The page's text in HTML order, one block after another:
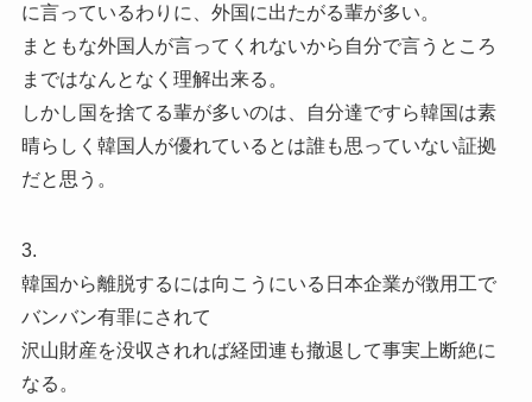
に言っているわりに、外国に出たがる輩が多い。
まともな外国人が言ってくれないから自分で言うところ
まではなんとなく理解出来る。
しかし国を捨てる輩が多いのは、自分達ですら韓国は素
晴らしく韓国人が優れているとは誰も思っていない証拠
だと思う。
3.
韓国から離脱するには向こうにいる日本企業が徴用工で
バンバン有罪にされて
沢山財産を没収されれば経団連も撤退して事実上断絶に
なる。